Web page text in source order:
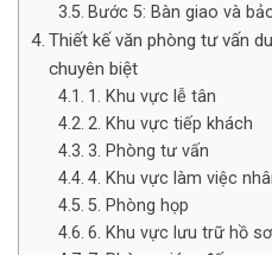
Bước 5: Bàn giao và
Thiết kế văn phòng tư vấn
chuyên biệt
1. Khu vực lễ tân
2. Khu vực tiếp khách
3. Phòng tư vấn
4. Khu vực làm việc
5. Phòng họp
6. Khu vực lưu trữ hồ sơ